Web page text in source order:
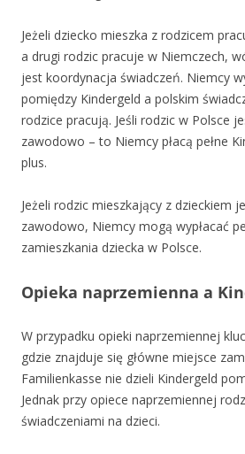
Jeżeli dziecko mieszka z rodzicem
a drugi rodzic pracuje w Niemczech,
jest koordynacja świadczeń. Niemcy
pomiędzy Kindergeld a polskim
rodzice pracują. Jeśli rodzic w Polsce
zawodowo – to Niemcy płacą pełne
plus.
Jeżeli rodzic mieszkający z dzieckiem
zawodowo, Niemcy mogą wypłacać
zamieszkania dziecka w Polsce.
Opieka naprzemienna a
W przypadku opieki naprzemiennej
gdzie znajduje się główne miejsce
Familienkasse nie dzieli Kindergeld
Jednak przy opiece naprzemiennej
świadczeniami na dzieci.